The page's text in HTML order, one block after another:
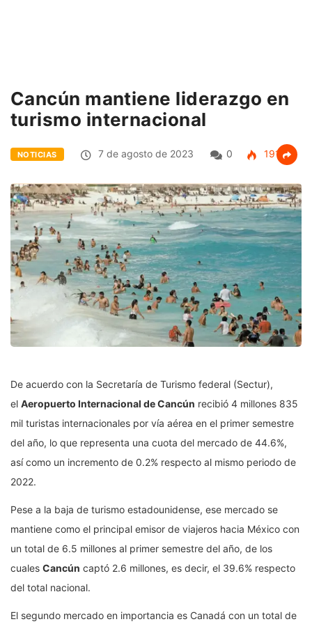
Cancún mantiene liderazgo en
turismo internacional
NOTICIAS 7 de agosto de 2023 0 191
De acuerdo con la Secretaría de Turismo federal (Sectur),
el Aeropuerto Internacional de Cancún recibió 4 millones 835
mil turistas internacionales por vía aérea en el primer semestre
del año, lo que representa una cuota del mercado de 44.6%,
así como un incremento de 0.2% respecto al mismo periodo de
2022.
Pese a la baja de turismo estadounidense, ese mercado se
mantiene como el principal emisor de viajeros hacia México con
un total de 6.5 millones al primer semestre del año, de los
cuales Cancún captó 2.6 millones, es decir, el 39.6% respecto
del total nacional.
El segundo mercado en importancia es Canadá con un total de